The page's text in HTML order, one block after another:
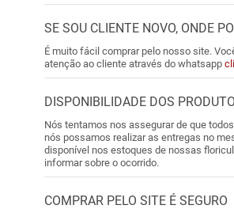
SE SOU CLIENTE NOVO, ONDE
É muito fácil comprar pelo nosso site.
atenção ao cliente através do whatsapp
DISPONIBILIDADE DOS
Nós tentamos nos assegurar de que
nós possamos realizar as entregas no
disponível nos estoques de nossas
informar sobre o ocorrido.
COMPRAR PELO SITE É SEGURO